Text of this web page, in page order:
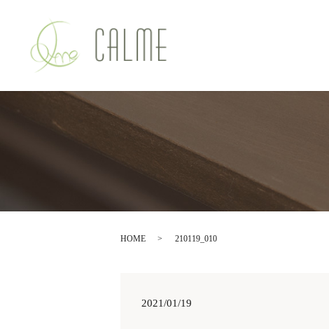
HOME 210119_010
2021/01/19